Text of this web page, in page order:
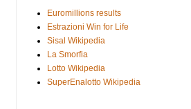
Euromillions results
Estrazioni Win for Life
Sisal Wikipedia
La Smorfia
Lotto Wikipedia
SuperEnalotto Wikipedia